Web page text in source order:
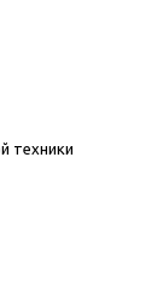
техники